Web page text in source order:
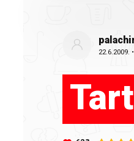
22.6.2009.